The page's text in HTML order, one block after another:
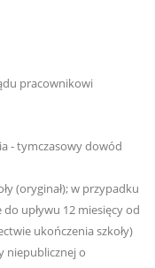
pracownikowi
- tymczasowy dowód
(oryginał); w przypadku
upływu 12 miesięcy od
ukończenia szkoły)
niepublicznej o